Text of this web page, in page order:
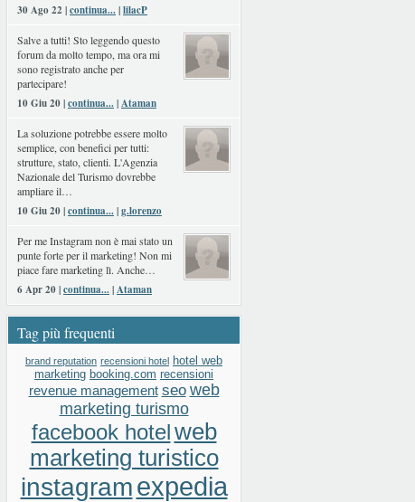
30 Ago 22 |continua...|lilacP
Salve a tutti! Sto leggendo questo
forum da molto tempo, ma ora mi
sono registrato anche per
partecipare!
10 Giu 20 |continua...|Ataman
La soluzione potrebbe essere molto
semplice, con benefici per tutti:
strutture, stato, clienti. L'Agenzia
Nazionale del Turismo dovrebbe
ampliare il…
10 Giu 20 |continua...|g.lorenzo
Per me Instagram non è mai stato un
punte forte per il marketing! Non mi
piace fare marketing lì. Anche…
6 Apr 20 |continua...|Ataman
Tag più frequenti
brand reputation recensioni hotel hotel web
marketing booking.com recensioni
revenue management seo web
marketing turismo
facebook hotelweb
marketing turistico
instagramexpedia